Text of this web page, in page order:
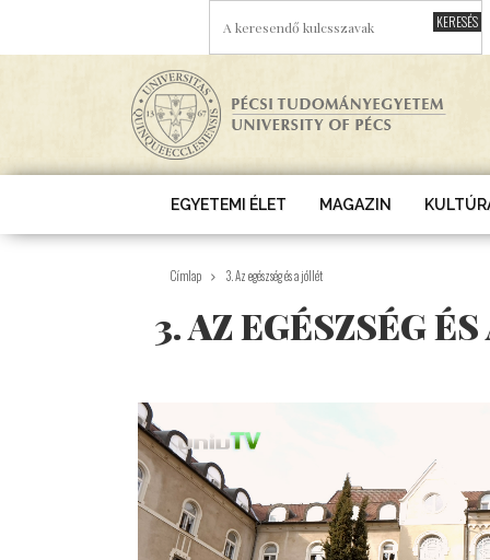
EGYETEMI ÉLET MAGAZIN
Címlap 3. Az egészség és a jóllét
3. AZ EGÉSZSÉG